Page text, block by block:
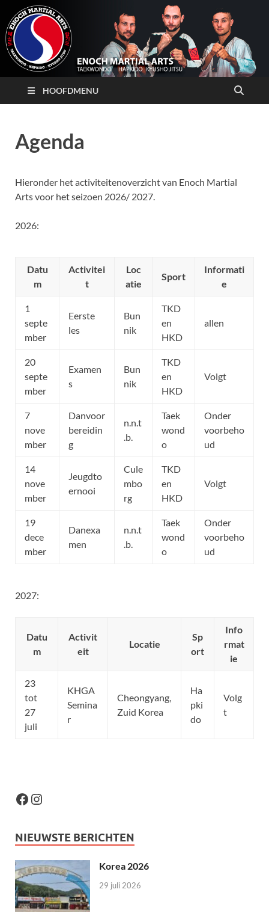
HOOFDMENU
Agenda
Hieronder het activiteitenoverzicht van Enoch Martial
Arts voor het seizoen 2026/ 2027.
2026:
Datu
m
Activitei
t
Loc
atie
Sport
Informati
e
1
septe
mber
Eerste
les
Bun
nik
TKD
en
HKD
allen
20
septe
mber
Examen
s
Bun
nik
TKD
en
HKD
Volgt
7
nove
mber
Danvoor
bereidin
g
n.n.t
.b.
Taek
wond
o
Onder
voorbeho
ud
14
nove
mber
Jeugdto
ernooi
Cule
mbo
rg
TKD
en
HKD
Volgt
19
dece
mber
Danexa
men
n.n.t
.b.
Taek
wond
o
Onder
voorbeho
ud
2027:
Datu
m
Activit
eit
Locatie
Sp
ort
Info
rmat
ie
23
tot
27
juli
KHGA
Semina
r
Cheongyang,
Zuid Korea
Ha
pki
do
Volg
t
NIEUWSTE BERICHTEN
Korea 2026
29 juli 2026